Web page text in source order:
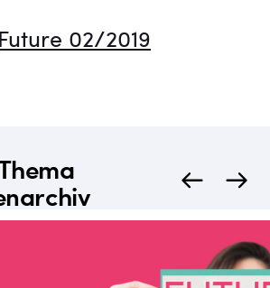
Future 02/2019